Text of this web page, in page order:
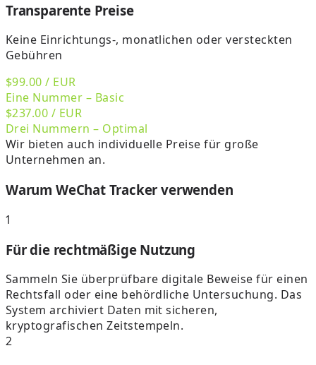
Transparente Preise
Keine Einrichtungs-, monatlichen oder versteckten
Gebühren
$99.00/ EUR
Eine Nummer – Basic
$237.00 / EUR
Drei Nummern – Optimal
Wir bieten auch individuelle Preise für große
Unternehmen an.
Warum WeChat Tracker verwenden
1
Für die rechtmäßige Nutzung
Sammeln Sie überprüfbare digitale Beweise für einen
Rechtsfall oder eine behördliche Untersuchung. Das
System archiviert Daten mit sicheren,
kryptografischen Zeitstempeln.
2